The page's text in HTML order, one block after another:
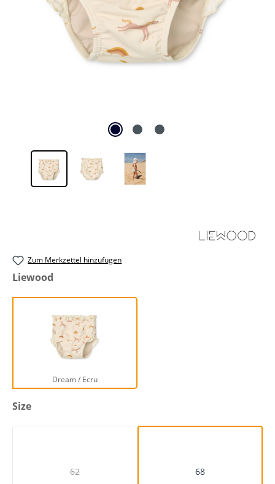
Zum Merkzettel hinzufügen
auswählen
Liewood
Dream / Ecru
Dream / Ecru
auswählen
Size
62
(Diese Option ist zurzeit nicht verfügbar.)
68